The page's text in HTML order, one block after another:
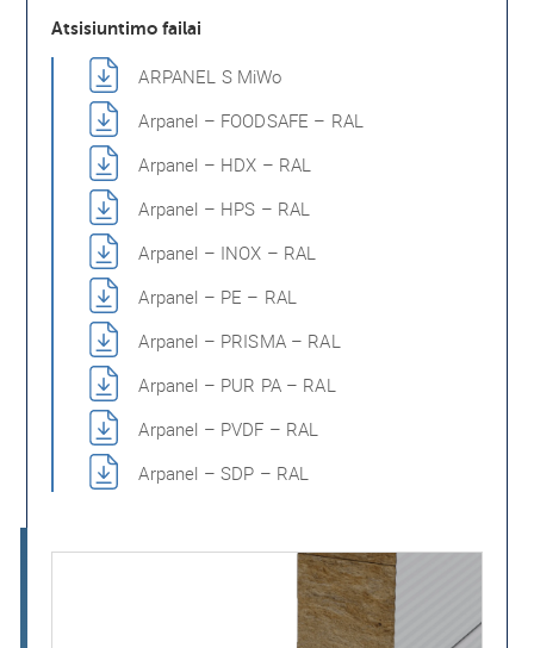
Atsisiuntimo failai
ARPANEL S MiWo
Arpanel – FOODSAFE – RAL
Arpanel – HDX – RAL
Arpanel – HPS – RAL
Arpanel – INOX – RAL
Arpanel – PE – RAL
Arpanel – PRISMA – RAL
Arpanel – PUR PA – RAL
Arpanel – PVDF – RAL
Arpanel – SDP – RAL